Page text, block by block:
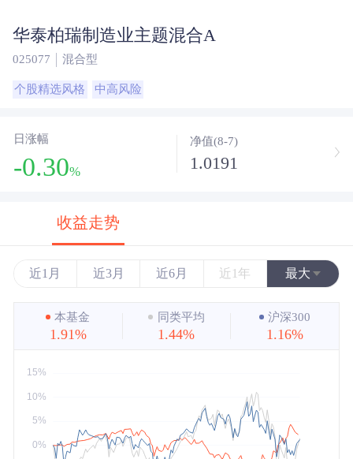
华泰柏瑞制造业主题混合A
025077 混合型
个股精选风格 中高风险
日涨幅
-0.30%
净值(8-7)
1.0191
收益走势
近1月 近3月 近6月 近1年 最大
近3年
近5年
本基金
1.91%
同类平均
1.44%
沪深300
1.16%